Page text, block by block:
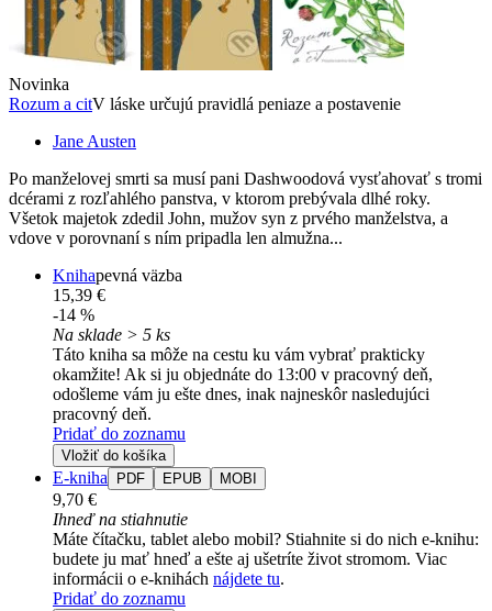
Novinka
Rozum a citV láske určujú pravidlá peniaze a postavenie
Jane Austen
Po manželovej smrti sa musí pani Dashwoodová vysťahovať s tromi
dcérami z rozľahlého panstva, v ktorom prebývala dlhé roky.
Všetok majetok zdedil John, mužov syn z prvého manželstva, a
vdove v porovnaní s ním pripadla len almužna...
Knihapevná väzba
15,39 €
-14 %
Na sklade > 5 ks
Táto kniha sa môže na cestu ku vám vybrať prakticky
okamžite! Ak si ju objednáte do 13:00 v pracovný deň,
odošleme vám ju ešte dnes, inak najneskôr nasledujúci
pracovný deň.
Pridať do zoznamu
Vložiť do košíka
E-kniha PDF EPUB MOBI
9,70 €
Ihneď na stiahnutie
Máte čítačku, tablet alebo mobil? Stiahnite si do nich e-knihu:
budete ju mať hneď a ešte aj ušetríte život stromom. Viac
informácii o e-knihách nájdete tu.
Pridať do zoznamu